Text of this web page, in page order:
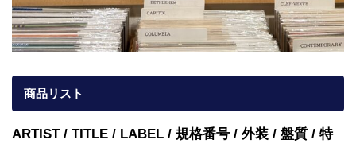
商品リスト
ARTIST / TITLE / LABEL / 規格番号 / 外装 / 盤質 / 特